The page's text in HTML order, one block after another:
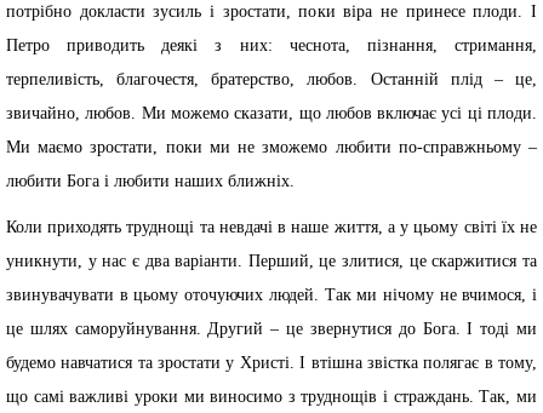
потрібно докласти зусиль і зростати, поки віра не принесе плоди. І
Петро приводить деякі з них: чеснота, пізнання, стримання,
терпеливість, благочестя, братерство, любов. Останній плід – це,
звичайно, любов. Ми можемо сказати, що любов включає усі ці плоди.
Ми маємо зростати, поки ми не зможемо любити по-справжньому –
любити Бога і любити наших ближніх.
Коли приходять труднощі та невдачі в наше життя, а у цьому світі їх не
уникнути, у нас є два варіанти. Перший, це злитися, це скаржитися та
звинувачувати в цьому оточуючих людей. Так ми нічому не вчимося, і
це шлях саморуйнування. Другий – це звернутися до Бога. І тоді ми
будемо навчатися та зростати у Христі. І втішна звістка полягає в тому,
що самі важливі уроки ми виносимо з труднощів і страждань. Так, ми